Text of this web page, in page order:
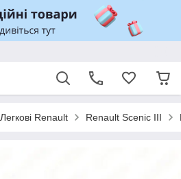
Легкові Renault Renault Scenic III